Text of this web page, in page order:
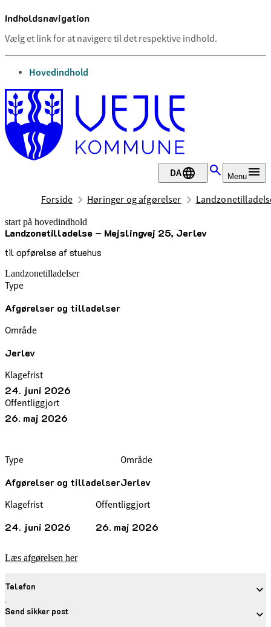
Indholdsnavigation
Vælg et link for at navigere til det respektive indhold.
gå til
Hovedindhold
DA Menu
Forside Høringer og afgørelser
start på hovedindhold
Landzonetilladelse – Mejslingvej 25, Jerlev
til opførelse af stuehus
senest opdateret 26. maj 2026
Landzonetilladelser
Type
Afgørelser og tilladelser
Område
Jerlev
Klagefrist
24. juni 2026
Offentliggjort
26. maj 2026
Type
Afgørelser og tilladelser
Område
Jerlev
Klagefrist
24. juni 2026
Offentliggjort
26. maj 2026
Læs afgørelsen her
Telefon
Send sikker post